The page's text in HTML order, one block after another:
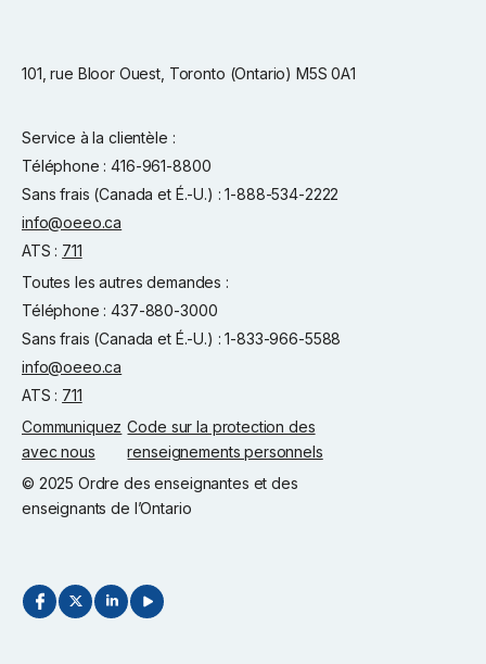
101, rue Bloor Ouest, Toronto (Ontario) M5S 0A1
Service à la clientèle :
Téléphone : 416-961-8800
Sans frais (Canada et É.-U.) : 1-888-534-2222
info@oeeo.ca
ATS : 711
Toutes les autres demandes :
Téléphone : 437-880-3000
Sans frais (Canada et É.-U.) : 1-833-966-5588
info@oeeo.ca
ATS : 711
Communiquez
avec nous
Code sur la protection des
renseignements personnels
© 2025 Ordre des enseignantes et des
enseignants de l’Ontario